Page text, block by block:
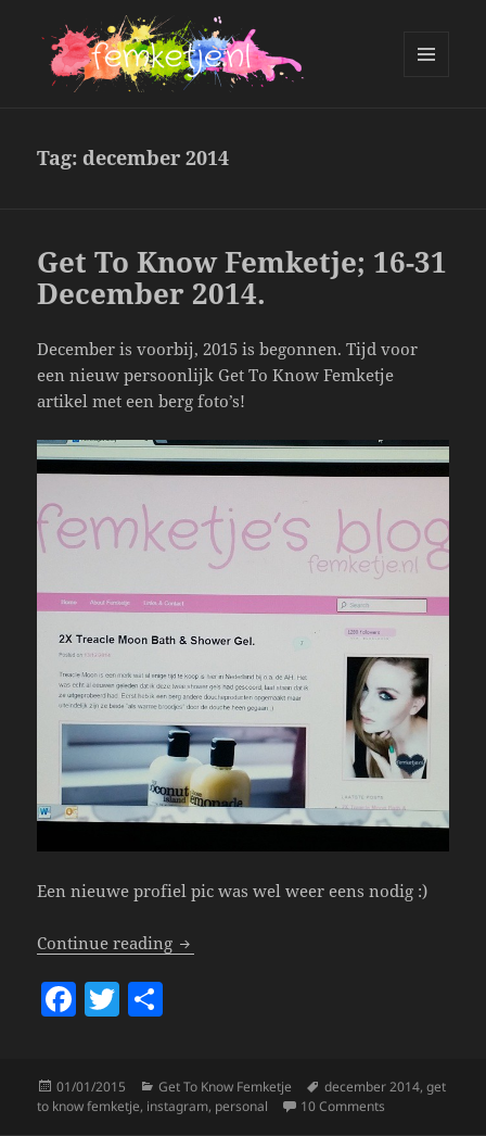
Tag: december 2014
Get To Know Femketje; 16-31
December 2014.
December is voorbij, 2015 is begonnen. Tijd voor
een nieuw persoonlijk Get To Know Femketje
artikel met een berg foto’s!
Een nieuwe profiel pic was wel weer eens nodig :)
Continue reading Get To Know Femketje; 16-31 December
F
e
T
erre
Posted
on
01/01/2015 Categories
Get To Know Femketje Tags
december 2014,get
to know femketje, instagram, personal 10 Comments